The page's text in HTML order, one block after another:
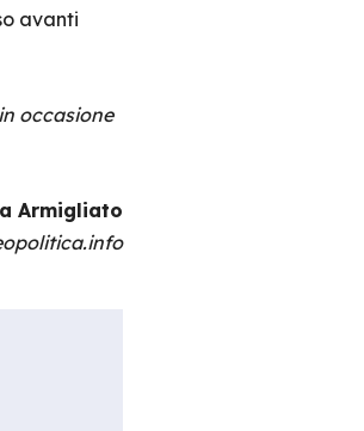
avanti
occasione
Armigliato